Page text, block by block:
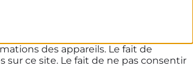
des appareils. Le fait de
ce site. Le fait de ne pas consentir